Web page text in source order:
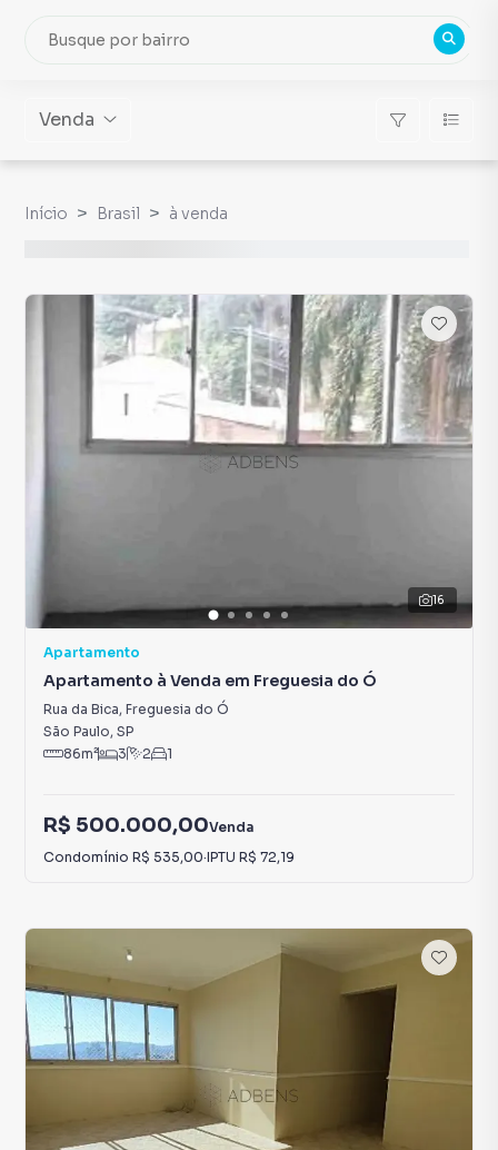
Venda
Início Brasil à venda
16
Apartamento
Apartamento à Venda em Freguesia do Ó
Rua da Bica, Freguesia do Ó
São Paulo, SP
86m² 3 2 1
R$ 500.000,00Venda
Condomínio R$ 535,00·IPTU R$ 72,19